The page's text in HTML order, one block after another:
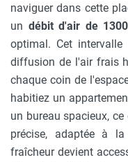
naviguer dans cette
un débit d'air de
optimal. Cet
diffusion de l'air frais
chaque coin de
habitiez un
un bureau spacieux,
précise, adaptée à
fraîcheur devient